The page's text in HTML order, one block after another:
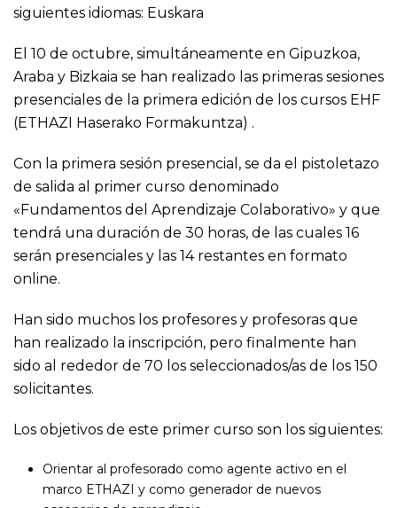
siguientes idiomas: Euskara
El 10 de octubre, simultáneamente en Gipuzkoa,
Araba y Bizkaia se han realizado las primeras sesiones
presenciales de la primera edición de los cursos EHF
(ETHAZI Haserako Formakuntza) .
Con la primera sesión presencial, se da el pistoletazo
de salida al primer curso denominado
«Fundamentos del Aprendizaje Colaborativo» y que
tendrá una duración de 30 horas, de las cuales 16
serán presenciales y las 14 restantes en formato
online.
Han sido muchos los profesores y profesoras que
han realizado la inscripción, pero finalmente han
sido al rededor de 70 los seleccionados/as de los 150
solicitantes.
Los objetivos de este primer curso son los siguientes:
Orientar al profesorado como agente activo en el
marco ETHAZI y como generador de nuevos